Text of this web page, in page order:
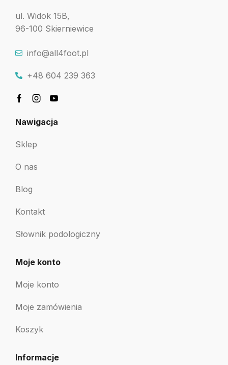
ul. Widok 15B,
96-100 Skierniewice
info@all4foot.pl
+48 604 239 363
Nawigacja
Sklep
O nas
Blog
Kontakt
Słownik podologiczny
Moje konto
Moje konto
Moje zamówienia
Koszyk
Informacje